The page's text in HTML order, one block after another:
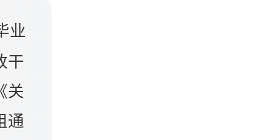
业
干
关
通